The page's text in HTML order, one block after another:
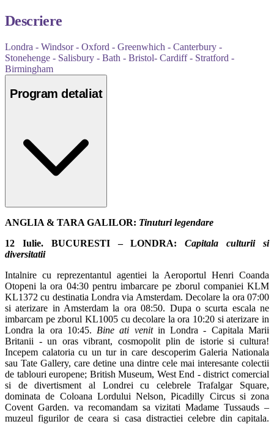
Descriere
Londra - Windsor - Oxford - Greenwhich - Canterbury -
Stonehenge - Salisbury - Bath - Bristol- Cardiff - Stratford -
Birmingham
Program detaliat
ANGLIA & TARA GALILOR: Tinuturi legendare
12 Iulie. BUCURESTI – LONDRA:Capitala culturii si
diversitatii
Intalnire cu reprezentantul agentiei la Aeroportul Henri Coanda
Otopeni la ora 04:30 pentru imbarcare pe zborul companiei KLM
KL1372 cu destinatia Londra via Amsterdam. Decolare la ora 07:00
si aterizare in Amsterdam la ora 08:50. Dupa o scurta escala ne
imbarcam pe zborul KL1005 cu decolare la ora 10:20 si aterizare in
Londra la ora 10:45. Bine ati venitin Londra - Capitala Marii
Britanii - un oras vibrant, cosmopolit plin de istorie si cultura!
Incepem calatoria cu un tur in care descoperim Galeria Nationala
sau Tate Gallery, care detine una dintre cele mai interesante colectii
de tablouri europene; British Museum, West End - district comercial
si de divertisment al Londrei cu celebrele Trafalgar Square,
dominata de Coloana Lordului Nelson, Picadilly Circus si zona
Covent Garden. va recomandam sa vizitati Madame Tussauds –
muzeul figurilor de ceara si casa distractiei celebre din capitala.